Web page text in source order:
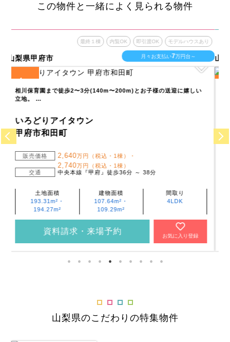
この物件と一緒によく見られる物件
山梨県甲府市
最終１棟 内覧OK 即引渡OK モデルハウスあり
月々お支払い7万円台～
2
JR身延線「甲斐住吉」駅まで徒歩4～5分で利便性良好! 対面式キッ
チンはLD…
いろどりアイタウン
甲府市住吉2丁目
販売価格 2,690万円（税込）
交通 身延線『甲斐住吉』徒歩4分 ～ 5分
土地面積
163.05m²
建物面積
108.47m²
間取り
4LDK
資料請求・来場予約
お気に入り登録
山梨県のこだわりの特集物件